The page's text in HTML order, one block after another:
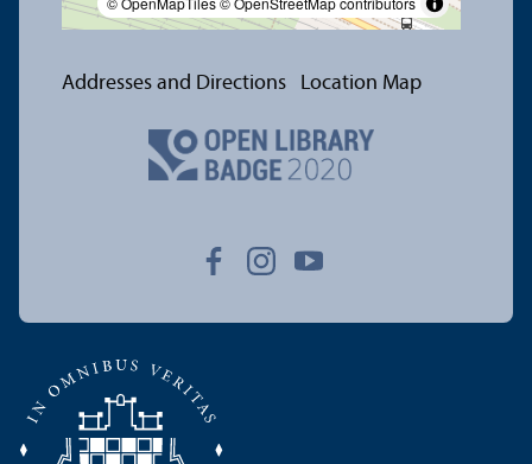
Addresses and Directions Location Map